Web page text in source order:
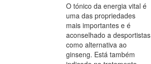
O tónico da energia vital é
uma das propriedades
mais importantes e é
aconselhado a desportistas
como alternativa ao
ginseng. Está também